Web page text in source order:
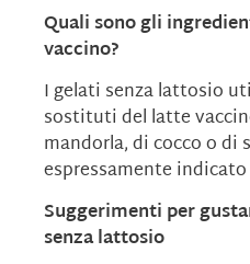
Quali sono gli
vaccino?
I gelati senza lattosio
sostituti del latte
mandorla, di cocco o di
espressamente
Suggerimenti per
senza lattosio